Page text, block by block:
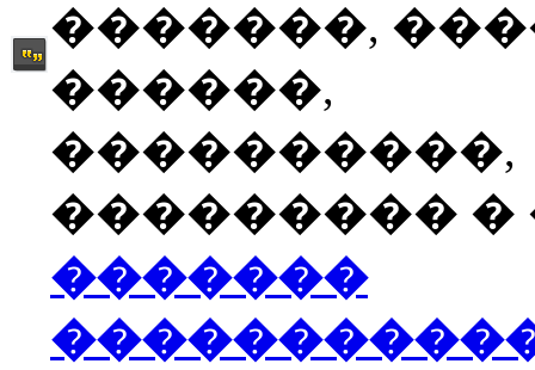
�������,
������,
����������,
��������� �
�������